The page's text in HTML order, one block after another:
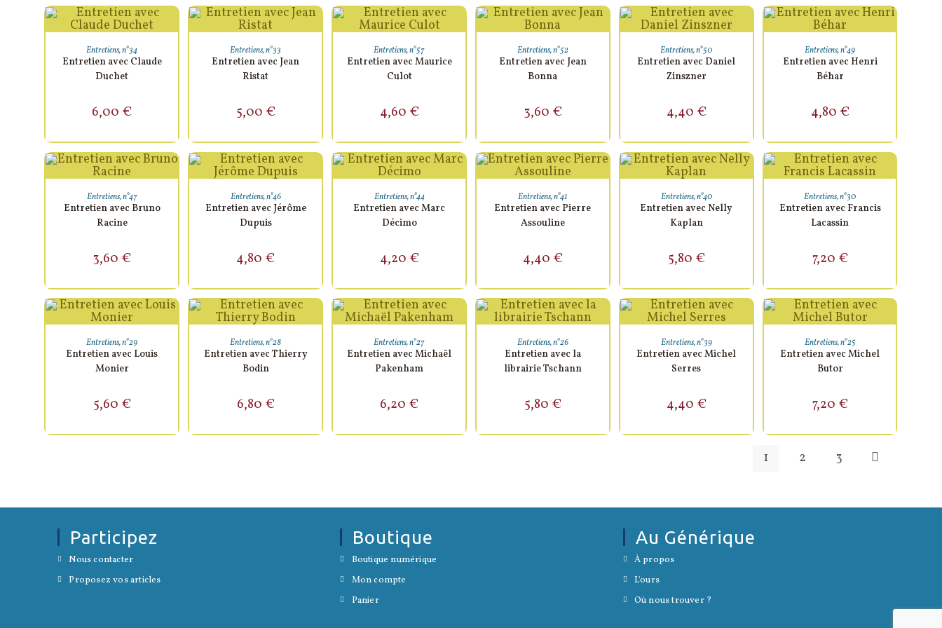
AJOUTER AU PANIER
Entretiens,n°34
Entretien avec Claude
Duchet
6,00 €
AJOUTER AU PANIER
Entretiens,n°33
Entretien avec Jean
Ristat
5,00 €
AJOUTER AU PANIER
Entretiens,n°57
Entretien avec Maurice
Culot
4,60 €
AJOUTER AU PANIER
Entretiens,n°52
Entretien avec Jean
Bonna
3,60 €
AJOUTER AU PANIER
Entretiens,n°50
Entretien avec Daniel
Zinszner
4,40 €
AJOUTER AU PANIER
Entretiens,n°49
Entretien avec Henri
Béhar
4,80 €
AJOUTER AU PANIER
Entretiens,n°47
Entretien avec Bruno
Racine
3,60 €
AJOUTER AU PANIER
Entretiens,n°46
Entretien avec Jérôme
Dupuis
4,80 €
AJOUTER AU PANIER
Entretiens,n°44
Entretien avec Marc
Décimo
4,20 €
AJOUTER AU PANIER
Entretiens,n°41
Entretien avec Pierre
Assouline
4,40 €
AJOUTER AU PANIER
Entretiens,n°40
Entretien avec Nelly
Kaplan
5,80 €
AJOUTER AU PANIER
Entretiens,n°30
Entretien avec Francis
Lacassin
7,20 €
AJOUTER AU PANIER
Entretiens,n°29
Entretien avec Louis
Monier
5,60 €
AJOUTER AU PANIER
Entretiens,n°28
Entretien avec Thierry
Bodin
6,80 €
AJOUTER AU PANIER
Entretiens,n°27
Entretien avec Michaël
Pakenham
6,20 €
AJOUTER AU PANIER
Entretiens,n°26
Entretien avec la
librairie Tschann
5,80 €
AJOUTER AU PANIER
Entretiens,n°39
Entretien avec Michel
Serres
4,40 €
AJOUTER AU PANIER
Entretiens,n°25
Entretien avec Michel
Butor
7,20 €
1 2 3
Participez
Nous contacter
un
nouvel
Proposez vos articlesdans
Boutique
Boutique numérique
Mon compte
Panier
Au Générique
À proposdans
onglet
L'oursdans
un
nouvel
Où nous trouver ?